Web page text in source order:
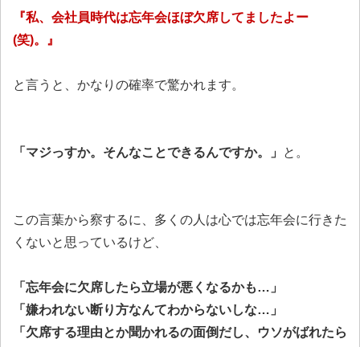
『私、会社員時代は忘年会ほぼ欠席してましたよー
(笑)。』
と言うと、かなりの確率で驚かれます。
「マジっすか。そんなことできるんですか。」 と。
この言葉から察するに、多くの人は心では忘年会に行きた
くないと思っているけど、
「忘年会に欠席したら立場が悪くなるかも…」
「嫌われない断り方なんてわからないしな…」
「欠席する理由とか聞かれるの面倒だし、ウソがばれたら